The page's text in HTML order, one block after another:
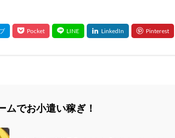
ムでお小遣い稼ぎ！